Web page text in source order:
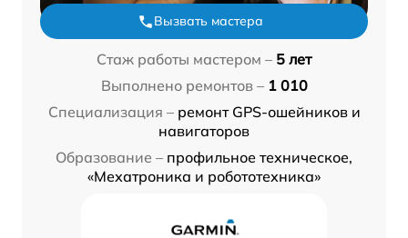
Вызвать мастера
Стаж работы мастером – 5 лет
Выполнено ремонтов – 1 010
Специализация – ремонт GPS-ошейников и
навигаторов
Образование – профильное техническое,
«Мехатроника и робототехника»